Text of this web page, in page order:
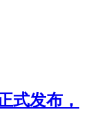
式发布，